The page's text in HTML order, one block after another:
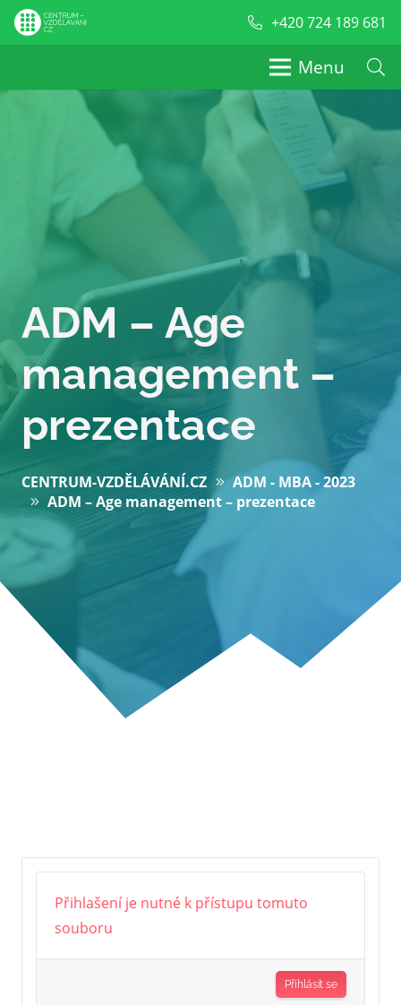
+420 724 189 681
Menu
ADM – Age
management –
prezentace
CENTRUM-VZDĚLÁVÁNÍ.CZ
ADM - MBA - 2023
ADM – Age management – prezentace
Přihlašení je nutné k přístupu tomuto
souboru
Přihlásit se